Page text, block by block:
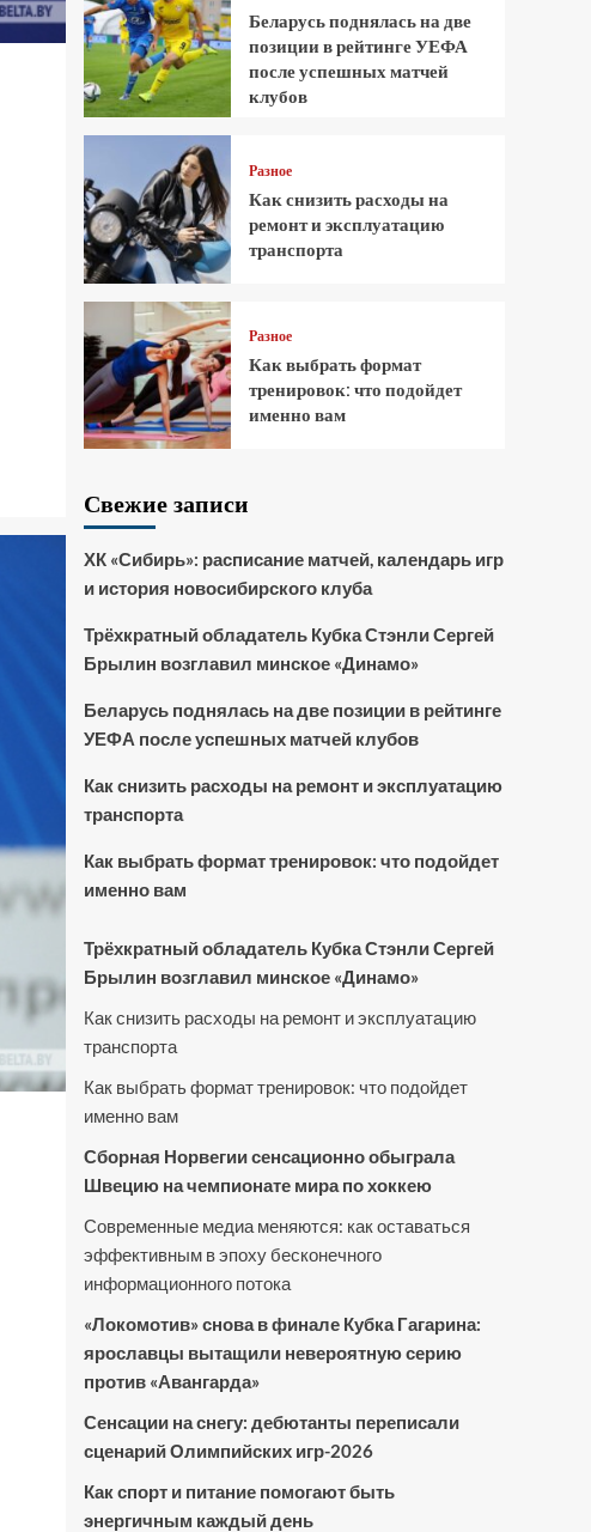
Беларусь поднялась на две
позиции в рейтинге УЕФА
после успешных матчей
клубов
Разное
Как снизить расходы на
ремонт и эксплуатацию
транспорта
Разное
Как выбрать формат
тренировок: что подойдет
именно вам
Свежие записи
ХК «Сибирь»: расписание матчей, календарь игр
и история новосибирского клуба
Трёхкратный обладатель Кубка Стэнли Сергей
Брылин возглавил минское «Динамо»
Беларусь поднялась на две позиции в рейтинге
УЕФА после успешных матчей клубов
Как снизить расходы на ремонт и эксплуатацию
транспорта
Как выбрать формат тренировок: что подойдет
именно вам
Трёхкратный обладатель Кубка Стэнли Сергей
Брылин возглавил минское «Динамо»
Как снизить расходы на ремонт и эксплуатацию
транспорта
Как выбрать формат тренировок: что подойдет
именно вам
Сборная Норвегии сенсационно обыграла
Швецию на чемпионате мира по хоккею
Современные медиа меняются: как оставаться
эффективным в эпоху бесконечного
информационного потока
«Локомотив» снова в финале Кубка Гагарина:
ярославцы вытащили невероятную серию
против «Авангарда»
Сенсации на снегу: дебютанты переписали
сценарий Олимпийских игр-2026
Как спорт и питание помогают быть
энергичным каждый день